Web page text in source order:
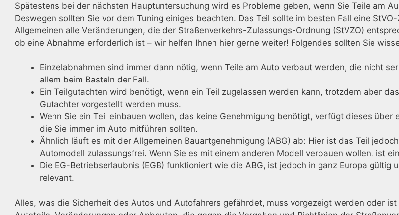
Spätestens bei der nächsten Hauptuntersuchung wird es Probleme geben, wenn Sie Teile am
Deswegen sollten Sie vor dem Tuning einiges beachten. Das Teil sollte im besten Fall eine
Allgemeinen alle Veränderungen, die der Straßenverkehrs-Zulassungs-Ordnung (StVZO)
ob eine Abnahme erforderlich ist – wir helfen Ihnen hier gerne weiter! Folgendes sollten Sie
Einzelabnahmen sind immer dann nötig, wenn Teile am Auto verbaut werden, die nicht
allem beim Basteln der Fall.
Ein Teilgutachten wird benötigt, wenn ein Teil zugelassen werden kann, trotzdem aber
Gutachter vorgestellt werden muss.
Wenn Sie ein Teil einbauen wollen, das keine Genehmigung benötigt, verfügt dieses über
die Sie immer im Auto mitführen sollten.
Ähnlich läuft es mit der Allgemeinen Bauartgenehmigung (ABG) ab: Hier ist das Teil
Automodell zulassungsfrei. Wenn Sie es mit einem anderen Modell verbauen wollen, ist
Die EG-Betriebserlaubnis (EGB) funktioniert wie die ABG, ist jedoch in ganz Europa gültig
relevant.
Alles, was die Sicherheit des Autos und Autofahrers gefährdet, muss vorgezeigt werden oder